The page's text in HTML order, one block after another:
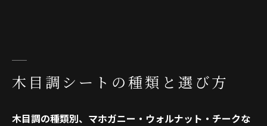
木目調シートの種類と選び方
木目調の種類別、マホガニー・ウォルナット・チークな